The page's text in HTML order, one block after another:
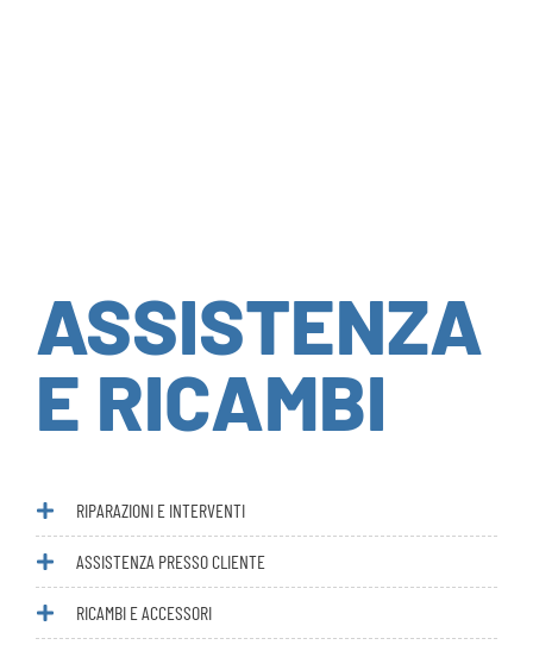
ASSISTENZA
E RICAMBI
ASSISTENZA PRESSO CLIENTE
RICAMBI E ACCESSORI
CONSULENZA TECNICA